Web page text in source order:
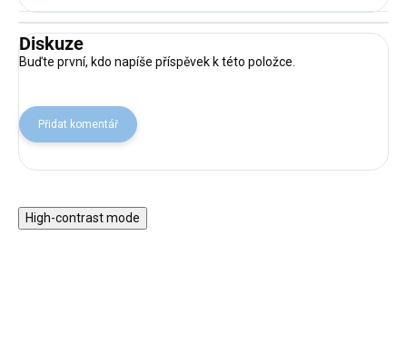
Diskuze
Buďte první, kdo napíše příspěvek k této položce.
Přidat komentář
High-contrast mode